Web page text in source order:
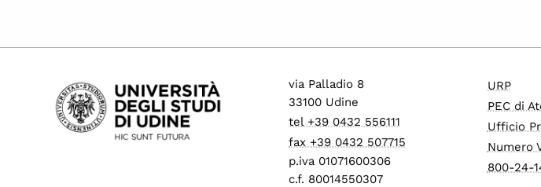
via Palladio 8
33100 Udine
tel +39 0432 556111
fax +39 0432 507715
p.iva 01071600306
c.f. 80014550307
URP
PEC di
Ufficio
Numero
800-24-